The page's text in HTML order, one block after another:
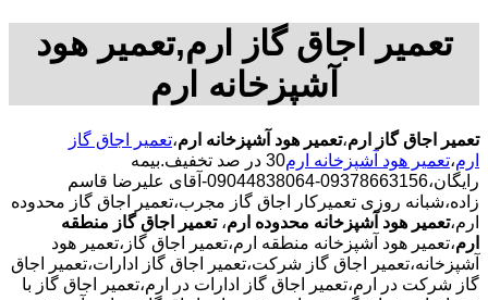
تعمیر اجاق گاز ارم,تعمیر هود
آشپزخانه ارم
تعمیر اجاق گاز ارم،تعمیر هود آشپزخانه ارم،تعمیر اجاق گاز
ارم،تعمیر هود آشپزخانه ارم
30 در صد تخفیف.بیمه
رایگان،09378663156-09044838064-آقای علیرضا قاسم
زاده،شبانه روزی تعمیرکار اجاق گاز مجرب،تعمیر اجاق گاز محدوده
ارم،تعمیر هود آشپزخانه محدوده ارم، تعمیر اجاق گاز منطقه
ارم،تعمیر هود آشپزخانه منطقه ارم،تعمیر اجاق گاز،تعمیر هود
آشپزخانه،تعمیر اجاق گاز شرکت،تعمیر اجاق گاز ادارات،تعمیر اجاق
گاز شرکت در ارم،تعمیر اجاق گاز ادارات در ارم،تعمیر اجاق گاز با